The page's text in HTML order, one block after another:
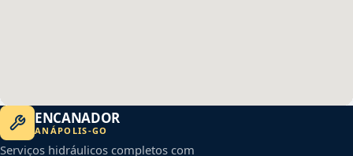
ENCANADOR
ANÁPOLIS-GO
Serviços hidráulicos completos com